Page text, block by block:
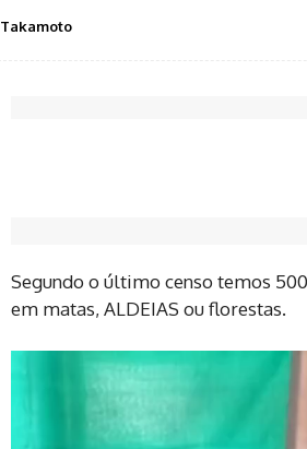
Takamoto
Segundo o último censo temos
em matas, ALDEIAS ou florestas.